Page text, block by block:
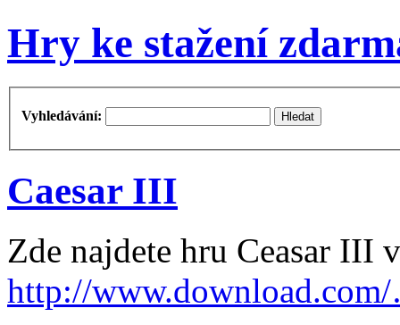
Hry ke stažení
Vyhledávání:
Caesar III
Zde najdete hru Ceasar III
http://